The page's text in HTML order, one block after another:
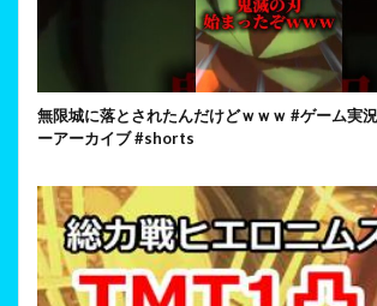
無限城に落とされたんだけどｗｗｗ #ゲーム実
ーアーカイブ #shorts